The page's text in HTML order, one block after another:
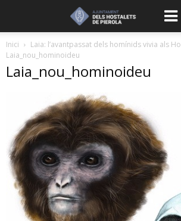
Inici
Laia: l’avantpassat dels homínids vivia als
Laia_nou_hominoideu
Laia_nou_hominoideu